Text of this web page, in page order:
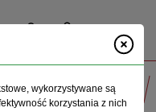
PL
wykorzystywane są
korzystania z nich